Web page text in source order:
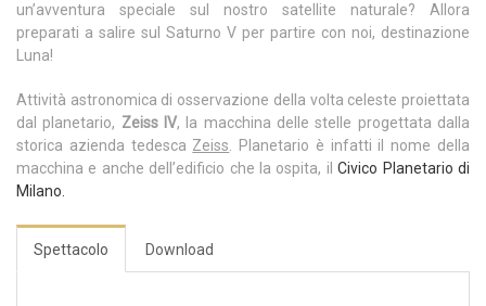
un’avventura speciale sul nostro satellite naturale? Allora
preparati a salire sul Saturno V per partire con noi, destinazione
Luna!
Attività astronomica di osservazione della volta celeste proiettata
dal planetario, Zeiss IV, la macchina delle stelle progettata dalla
storica azienda tedesca Zeiss. Planetario è infatti il nome della
macchina e anche dell’edificio che la ospita, il Civico Planetario di
Milano.
Spettacolo Download